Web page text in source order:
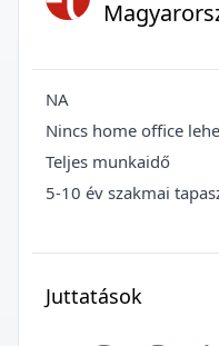
NA
Nincs home office
Teljes munkaidő
5-10 év szakmai
Juttatások